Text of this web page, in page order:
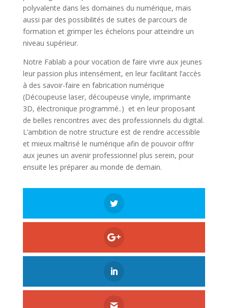
polyvalente dans les domaines du numérique, mais
aussi par des possibilités de suites de parcours de
formation et grimper les échelons pour atteindre un
niveau supérieur.
Notre Fablab a pour vocation de faire vivre aux jeunes
leur passion plus intensément, en leur facilitant l’accès
à des savoir-faire en fabrication numérique
(Découpeuse laser, découpeuse vinyle, imprimante
3D, électronique programmé..) et en leur proposant
de belles rencontres avec des professionnels du digital.
L’ambition de notre structure est de rendre accessible
et mieux maîtrisé le numérique afin de pouvoir offrir
aux jeunes un avenir professionnel plus serein, pour
ensuite les préparer au monde de demain.